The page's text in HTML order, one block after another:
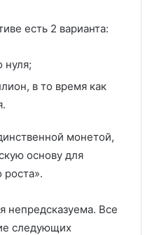
есть 2 варианта:
нуля;
в то время как
монетой,
основу для
непредсказуема. Все
следующих